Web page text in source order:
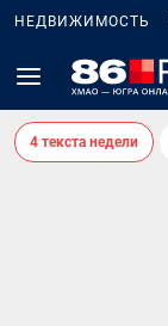
НЕДВИЖИМОСТЬ
4 текста недели